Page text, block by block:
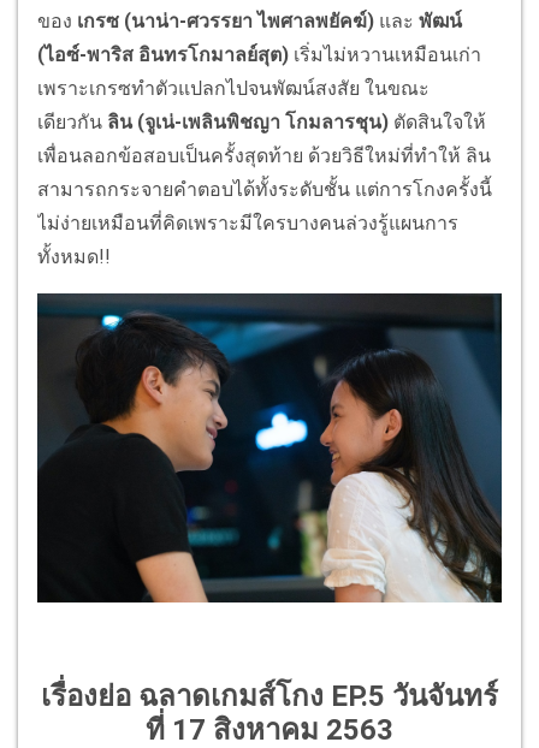
ของ เกรซ (นาน่า-ศวรรยา ไพศาลพยัคฆ์) และ พัฒน์
(ไอซ์-พาริส อินทรโกมาลย์สุต) เริ่มไม่หวานเหมือนเก่า
เพราะเกรซทำตัวแปลกไปจนพัฒน์สงสัย ในขณะ
เดียวกัน ลิน (จูเน่-เพลินพิชญา โกมลารชุน) ตัดสินใจให้
เพื่อนลอกข้อสอบเป็นครั้งสุดท้าย ด้วยวิธีใหม่ที่ทำให้ ลิน
สามารถกระจายคำตอบได้ทั้งระดับชั้น แต่การโกงครั้งนี้
ไม่ง่ายเหมือนที่คิดเพราะมีใครบางคนล่วงรู้แผนการ
ทั้งหมด!!
เรื่องย่อ ฉลาดเกมส์โกง EP.5 วันจันทร์
ที่ 17 สิงหาคม 2563